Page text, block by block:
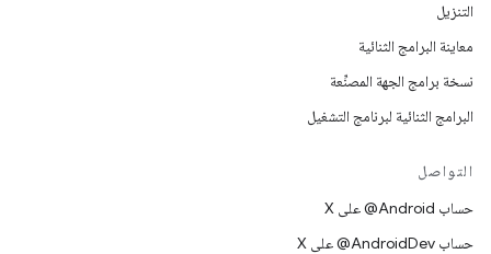
التنزيل
معاينة البرامج الثنائية
نسخة برامج الجهة المصنِّعة
البرامج الثنائية لبرنامج التشغيل
التواصل
حساب ‎@Android على X
حساب ‎@AndroidDev على X